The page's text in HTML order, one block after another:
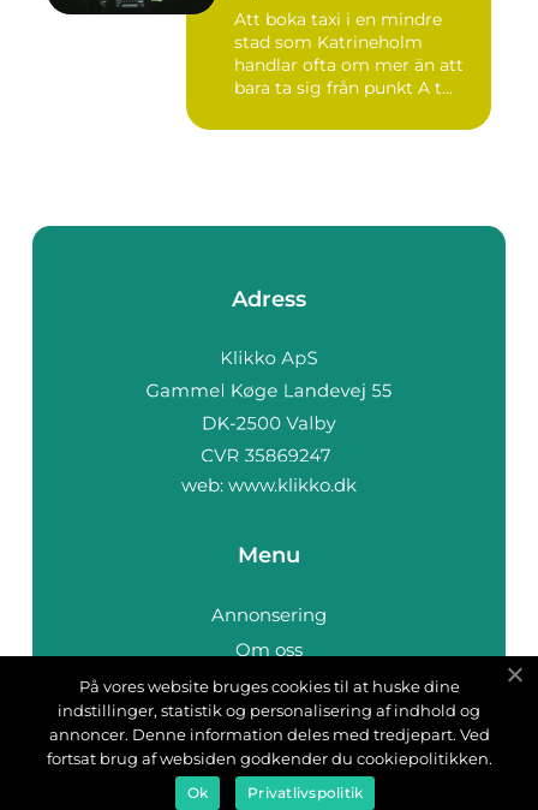
Att boka taxi i en mindre
stad som Katrineholm
handlar ofta om mer än att
bara ta sig från punkt A t...
Adress
web: www.klikko.dk
Menu
Annonsering
Om oss
Cookies
Kontakta oss
Sitemap
På vores website bruges cookies til at huske dine
indstillinger, statistik og personalisering af indhold og
annoncer. Denne information deles med tredjepart. Ved
fortsat brug af websiden godkender du cookiepolitikken.
Ok Privatlivspolitik